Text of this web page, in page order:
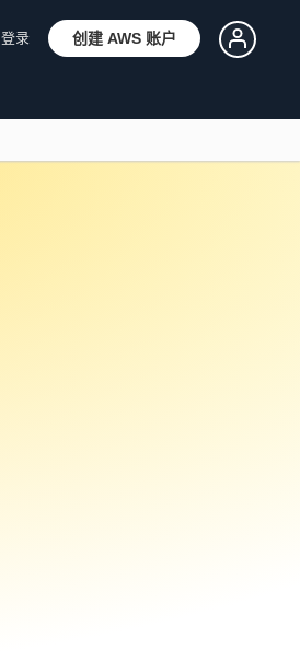
登录 创建 AWS 账户